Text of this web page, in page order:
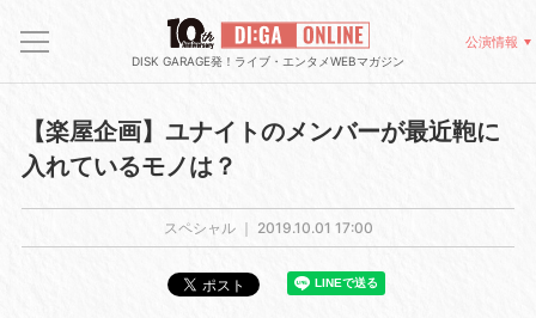
DISK GARAGE発！ライブ・エンタメWEBマガジン
公演情報
【楽屋企画】ユナイトのメンバーが最近鞄に
入れているモノは？
スペシャル ｜ 2019.10.01 17:00